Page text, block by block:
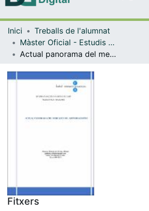
Navega per
Inici
Treballs de l'alumnat
Màster Oficial - Estudis Avançats en Història de l'Art
Actual panorama del mercado de arte brasileño
Fitxers